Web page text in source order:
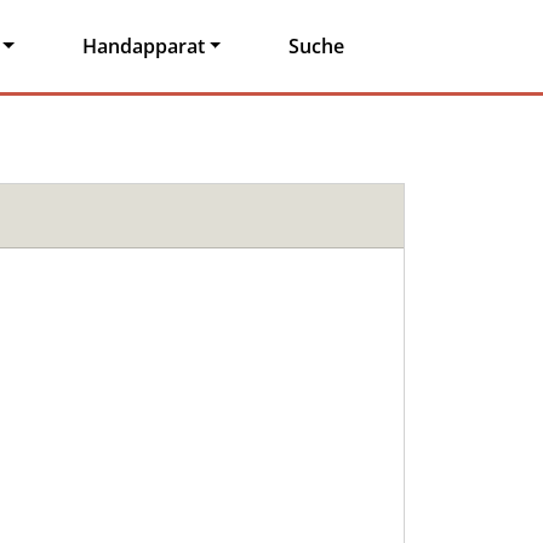
Handapparat Suche